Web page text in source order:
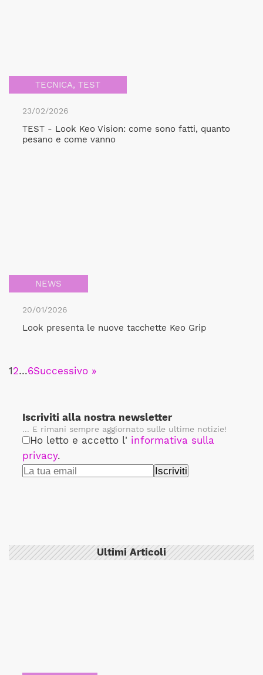
TECNICA, TEST
23/02/2026
TEST - Look Keo Vision: come sono fatti, quanto
pesano e come vanno
NEWS
20/01/2026
Look presenta le nuove tacchette Keo Grip
12…6Successivo »
Iscriviti alla nostra newsletter
... E rimani sempre aggiornato sulle ultime notizie!
Ho letto e accetto l' informativa sulla
privacy.
Ultimi Articoli